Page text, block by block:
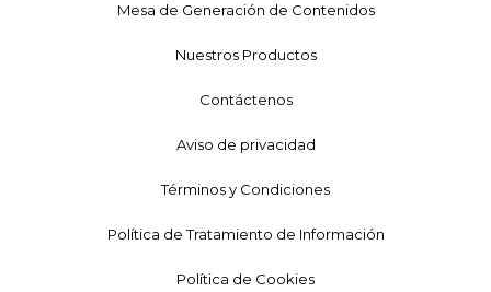
Mesa de Generación de Contenidos
Nuestros Productos
Contáctenos
Aviso de privacidad
Términos y Condiciones
Política de Tratamiento de Información
Política de Cookies